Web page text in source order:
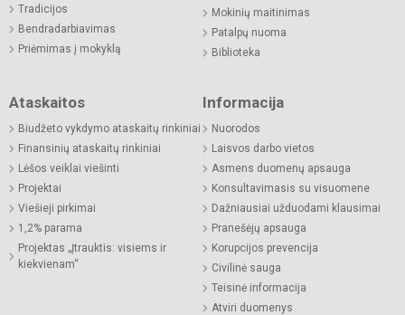
Tradicijos
Bendradarbiavimas
Priėmimas į mokyklą
Mokinių maitinimas
Patalpų nuoma
Biblioteka
Ataskaitos
Biudžeto vykdymo ataskaitų rinkiniai
Finansinių ataskaitų rinkiniai
Lėšos veiklai viešinti
Projektai
Viešieji pirkimai
1,2% parama
Projektas „Įtrauktis: visiems ir
kiekvienam“
Informacija
Nuorodos
Laisvos darbo vietos
Asmens duomenų apsauga
Konsultavimasis su visuomene
Dažniausiai užduodami klausimai
Pranešėjų apsauga
Korupcijos prevencija
Civilinė sauga
Teisinė informacija
Atviri duomenys